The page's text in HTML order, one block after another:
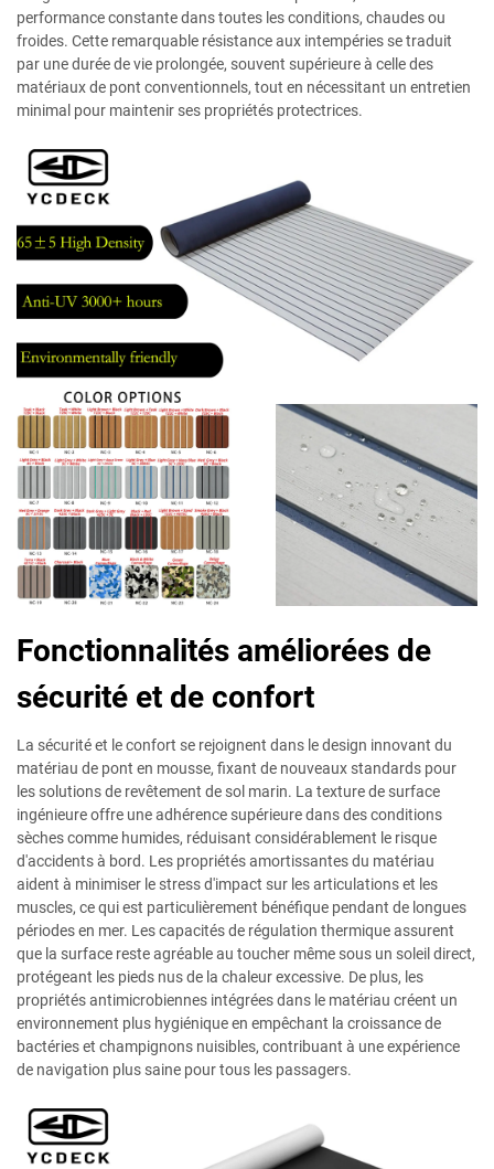
performance constante dans toutes les conditions, chaudes ou
froides. Cette remarquable résistance aux intempéries se traduit
par une durée de vie prolongée, souvent supérieure à celle des
matériaux de pont conventionnels, tout en nécessitant un entretien
minimal pour maintenir ses propriétés protectrices.
Fonctionnalités améliorées de
sécurité et de confort
La sécurité et le confort se rejoignent dans le design innovant du
matériau de pont en mousse, fixant de nouveaux standards pour
les solutions de revêtement de sol marin. La texture de surface
ingénieure offre une adhérence supérieure dans des conditions
sèches comme humides, réduisant considérablement le risque
d'accidents à bord. Les propriétés amortissantes du matériau
aident à minimiser le stress d'impact sur les articulations et les
muscles, ce qui est particulièrement bénéfique pendant de longues
périodes en mer. Les capacités de régulation thermique assurent
que la surface reste agréable au toucher même sous un soleil direct,
protégeant les pieds nus de la chaleur excessive. De plus, les
propriétés antimicrobiennes intégrées dans le matériau créent un
environnement plus hygiénique en empêchant la croissance de
bactéries et champignons nuisibles, contribuant à une expérience
de navigation plus saine pour tous les passagers.